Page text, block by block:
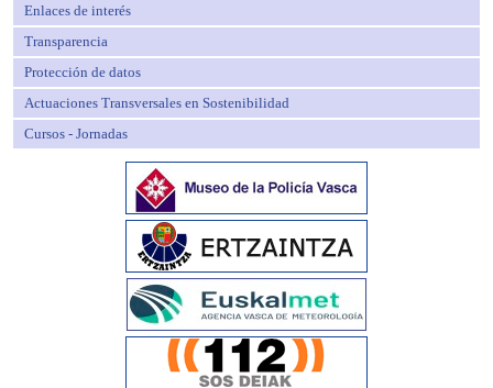
Enlaces de interés
Transparencia
Protección de datos
Actuaciones Transversales en Sostenibilidad
Cursos - Jornadas